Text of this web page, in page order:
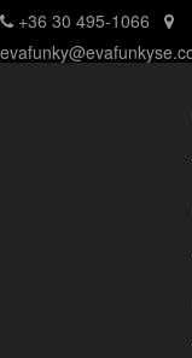
+36 30 495-1066